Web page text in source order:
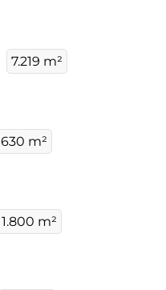
7.219 m²
630 m²
1.800 m²